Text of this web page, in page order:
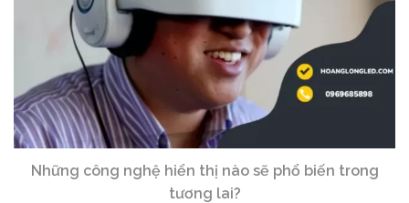
Những công nghệ hiển thị nào sẽ phổ biến trong
tương lai?